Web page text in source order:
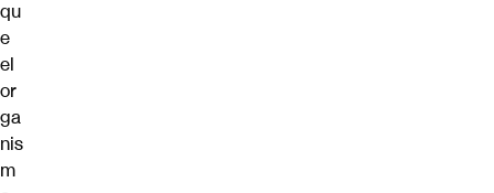
qu
e
el
or
ga
nis
m